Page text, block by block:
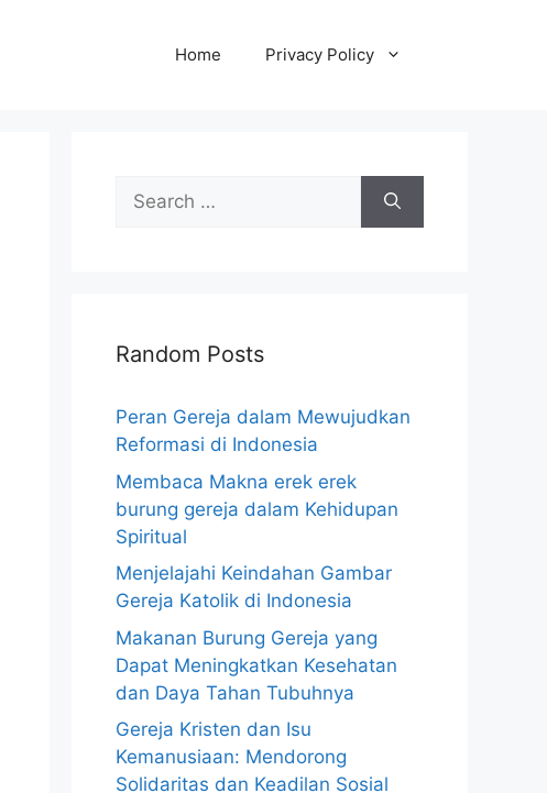
Home Privacy Policy
Search
for:
Random Posts
Peran Gereja dalam Mewujudkan
Reformasi di Indonesia
Membaca Makna erek erek
burung gereja dalam Kehidupan
Spiritual
Menjelajahi Keindahan Gambar
Gereja Katolik di Indonesia
Makanan Burung Gereja yang
Dapat Meningkatkan Kesehatan
dan Daya Tahan Tubuhnya
Gereja Kristen dan Isu
Kemanusiaan: Mendorong
Solidaritas dan Keadilan Sosial